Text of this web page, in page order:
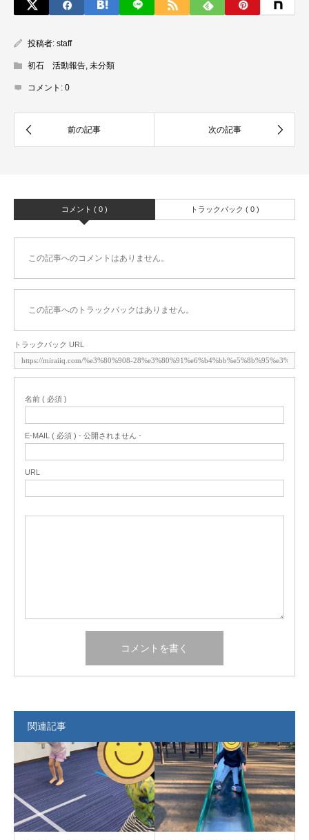
投稿者: staff
初石 活動報告, 未分類
コメント: 0
コメント ( 0 ) トラックバック ( 0 )
この記事へのコメントはありません。
この記事へのトラックバックはありません。
トラックバック URL
名前 ( 必須 )
E-MAIL ( 必須 ) - 公開されません -
URL
関連記事